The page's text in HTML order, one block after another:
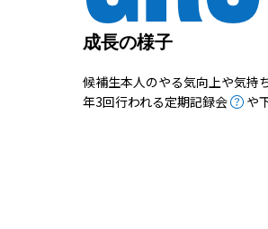
成長の様子
候補生本人のやる気向上や気持
年3回行われる定期記録会
や